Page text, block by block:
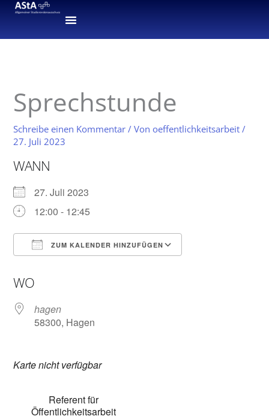
Zum
Sprechstunde
Schreibe einen Kommentar / Vonoeffentlichkeitsarbeit/
27. Juli 2023
WANN
27. Juli 2023
12:00 - 12:45
ZUM KALENDER HINZUFÜGEN
WO
hagen
58300, Hagen
Karte nicht verfügbar
Referent für
Öffentlichkeitsarbeit